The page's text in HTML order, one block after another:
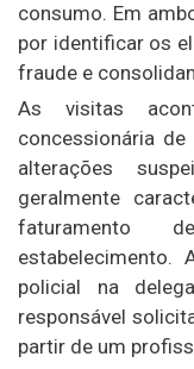
consumo. Em
por identificar os
fraude e
As visitas
concessionária de
alterações
geralmente
faturamento
policial na
responsável
partir de um